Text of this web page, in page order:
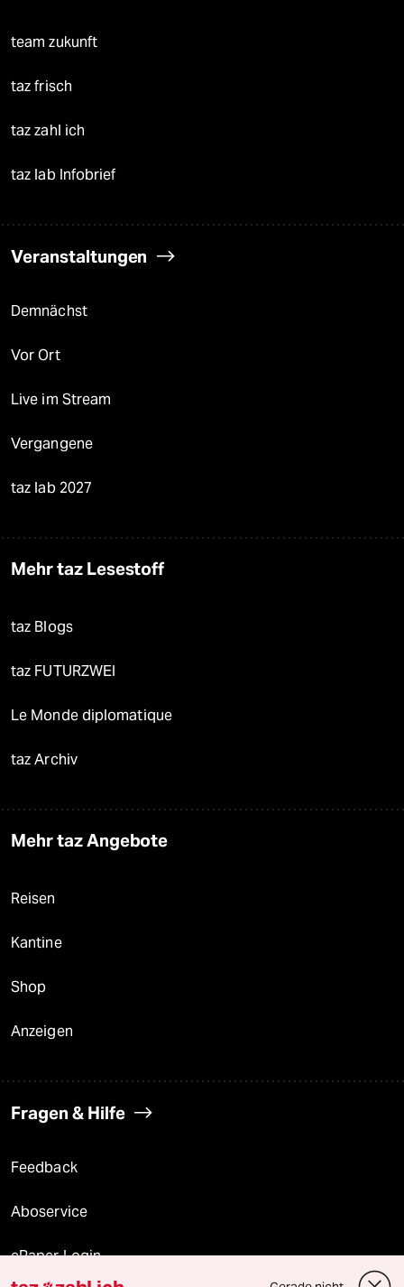
team zukunft
taz frisch
taz zahl ich
taz lab Infobrief
Veranstaltungen
Demnächst
Vor Ort
Live im Stream
Vergangene
taz lab 2027
Mehr taz Lesestoff
taz Blogs
taz FUTURZWEI
Le Monde diplomatique
taz Archiv
Mehr taz Angebote
Reisen
Kantine
Shop
Anzeigen
Fragen & Hilfe
Feedback
Aboservice
ePaper Login